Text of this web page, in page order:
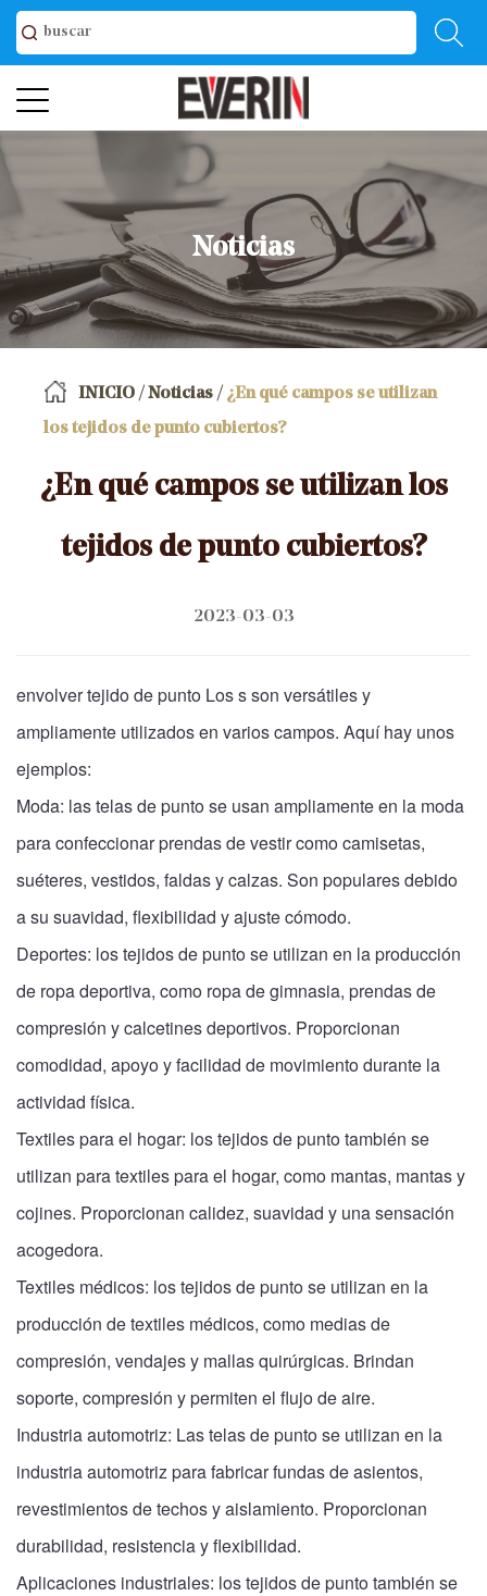
Noticias
INICIO /Noticias / ¿En qué campos se utilizan
los tejidos de punto cubiertos?
¿En qué campos se utilizan los
tejidos de punto cubiertos?
2023-03-03
envolver tejido de punto Los s son versátiles y
ampliamente utilizados en varios campos. Aquí hay unos
ejemplos:
Moda: las telas de punto se usan ampliamente en la moda
para confeccionar prendas de vestir como camisetas,
suéteres, vestidos, faldas y calzas. Son populares debido
a su suavidad, flexibilidad y ajuste cómodo.
Deportes: los tejidos de punto se utilizan en la producción
de ropa deportiva, como ropa de gimnasia, prendas de
compresión y calcetines deportivos. Proporcionan
comodidad, apoyo y facilidad de movimiento durante la
actividad física.
Textiles para el hogar: los tejidos de punto también se
utilizan para textiles para el hogar, como mantas, mantas y
cojines. Proporcionan calidez, suavidad y una sensación
acogedora.
Textiles médicos: los tejidos de punto se utilizan en la
producción de textiles médicos, como medias de
compresión, vendajes y mallas quirúrgicas. Brindan
soporte, compresión y permiten el flujo de aire.
Industria automotriz: Las telas de punto se utilizan en la
industria automotriz para fabricar fundas de asientos,
revestimientos de techos y aislamiento. Proporcionan
durabilidad, resistencia y flexibilidad.
Aplicaciones industriales: los tejidos de punto también se